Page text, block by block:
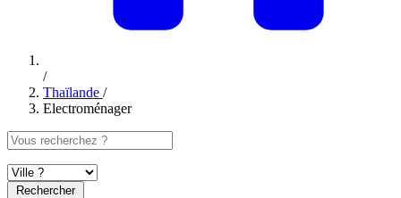
/
Thaïlande /
Electroménager
Rechercher